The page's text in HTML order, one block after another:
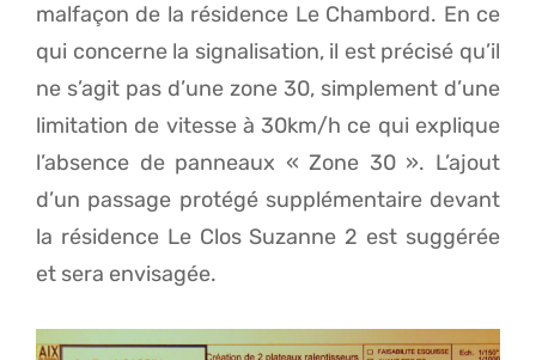
malfaçon de la résidence Le Chambord. En ce
qui concerne la signalisation, il est précisé qu’il
ne s’agit pas d’une zone 30, simplement d’une
limitation de vitesse à 30km/h ce qui explique
l’absence de panneaux « Zone 30 ». L’ajout
d’un passage protégé supplémentaire devant
la résidence Le Clos Suzanne 2 est suggérée
et sera envisagée.